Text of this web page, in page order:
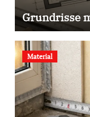
Grundrisse
Material